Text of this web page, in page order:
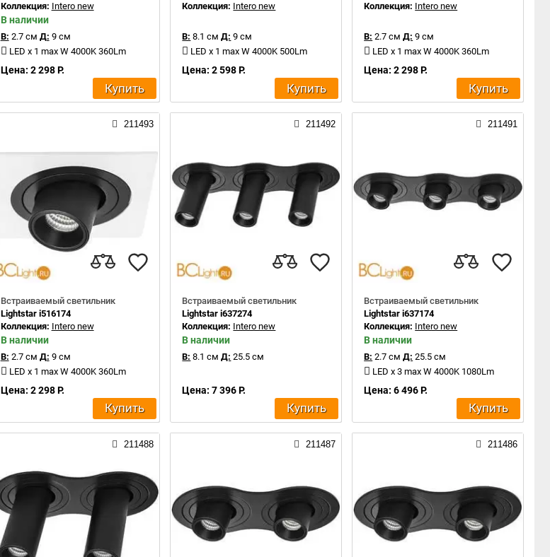
Коллекция: Intero new
В наличии
В: 2.7 см Д: 9 см
LED x 1 max W 4000K 360Lm
Цена: 2 298 Р.
Купить
Коллекция: Intero new
В: 8.1 см Д: 9 см
LED x 1 max W 4000K 500Lm
Цена: 2 598 Р.
Купить
Коллекция: Intero new
В: 2.7 см Д: 9 см
LED x 1 max W 4000K 360Lm
Цена: 2 298 Р.
Купить
211493
Встраиваемый светильник
Lightstar i516174
Коллекция: Intero new
В наличии
В: 2.7 см Д: 9 см
LED x 1 max W 4000K 360Lm
Цена: 2 298 Р.
Купить
211492
Встраиваемый светильник
Lightstar i637274
Коллекция: Intero new
В наличии
В: 8.1 см Д: 25.5 см
Цена: 7 396 Р.
Купить
211491
Встраиваемый светильник
Lightstar i637174
Коллекция: Intero new
В наличии
В: 2.7 см Д: 25.5 см
LED x 3 max W 4000K 1080Lm
Цена: 6 496 Р.
Купить
211488 211487 211486